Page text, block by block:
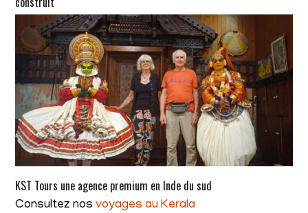
KST Tours une agence premium en Inde du sud
Consultez nosvoyages au Kerala